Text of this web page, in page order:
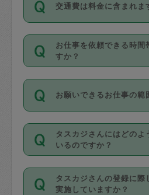
を行う際にご入力くだ
ル登録時にはご入力い
丈夫です。
デビットカード・プリ
リカ、au WALLETな
銀行振込や現金払いも
なお、タスカジさんの
金のご請求と合わせて
動計算で表示されます
隔週）」があり、「定
ポット」よりお得な料
す。
定期の最低利用回数は
りに、一定数を超えた
（例：毎週定期の場合
ンセルが有償（1200円
は２回以上のキャンセ
交通費は料金に含まれま
交通費は依頼料金とは
料金のご請求と合わせ
ます。交通費の金額は
お仕事を依頼できる時間
すか？
時間帯は3種類ありま
たり３時間です。
・ＡＭ ９時～１２
・ＰＭ １３時～１６時
・夜 １８時～２１
開始時間を２時間前後
お願いできるお仕事の範
掃除、整理収納、洗濯
作り置きです。タスカ
きる仕事の範囲が異な
する前にタスカジさん
確認してください。
タスカジさんにはどのよ
いるのですか？
主婦として長年の家事
方、栄養士・調理師と
タスカジさんの登録に際
実施していますか？